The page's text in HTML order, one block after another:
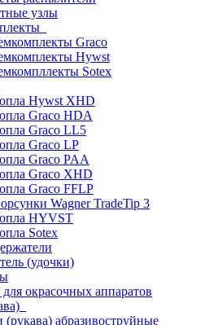
узлы
Graco
Hywst
Sotex
Hywst XHD
Graco HDA
Graco LL5
Graco LP
Graco PAA
Graco XHD
Graco FFLP
Wagner TradeTip 3
HYVST
Sotex
(удочки)
окрасочных аппаратов
абразивоструйные